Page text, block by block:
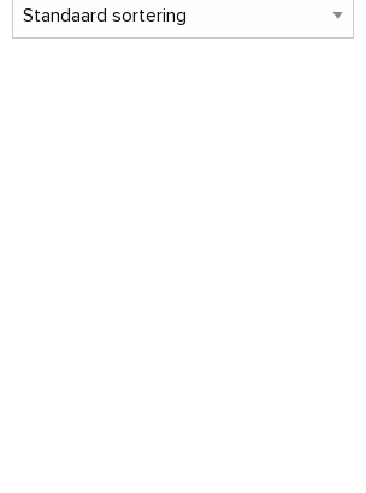
heeft meerdere variaties. Deze optie